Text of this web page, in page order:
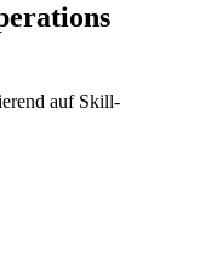
auf Skill-